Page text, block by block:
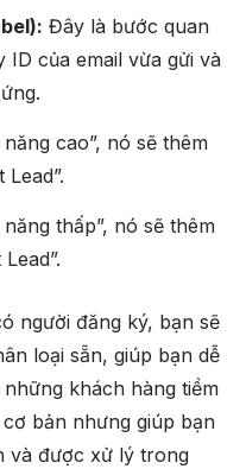
Đây là bước quan
ID của email vừa gửi và
cao”, nó sẽ thêm
thấp”, nó sẽ thêm
người đăng ký, bạn sẽ
loại sẵn, giúp bạn dễ
khách hàng tiềm
bản nhưng giúp bạn
và được xử lý trong